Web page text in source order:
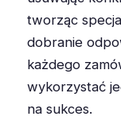
tworząc
dobranie
każdego
wykorzystać
na sukces.